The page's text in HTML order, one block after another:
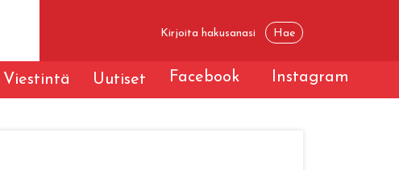
Viestintä Uutiset Facebook Instagram